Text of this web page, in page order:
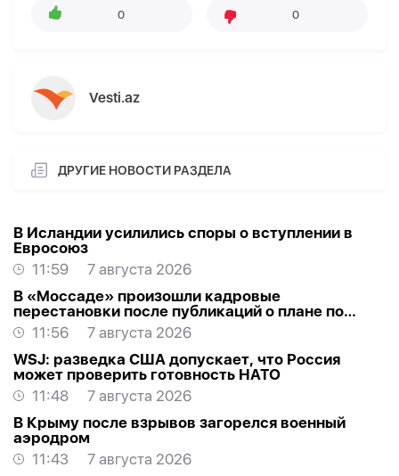
0 0
Vesti.az
ДРУГИЕ НОВОСТИ РАЗДЕЛА
В Исландии усилились споры о вступлении в
Евросоюз
11:59
7 августа 2026
В «Моссаде» произошли кадровые
перестановки после публикаций о плане по
Ирану
11:56
7 августа 2026
WSJ: разведка США допускает, что Россия
может проверить готовность НАТО
11:48
7 августа 2026
В Крыму после взрывов загорелся военный
аэродром
11:43
7 августа 2026